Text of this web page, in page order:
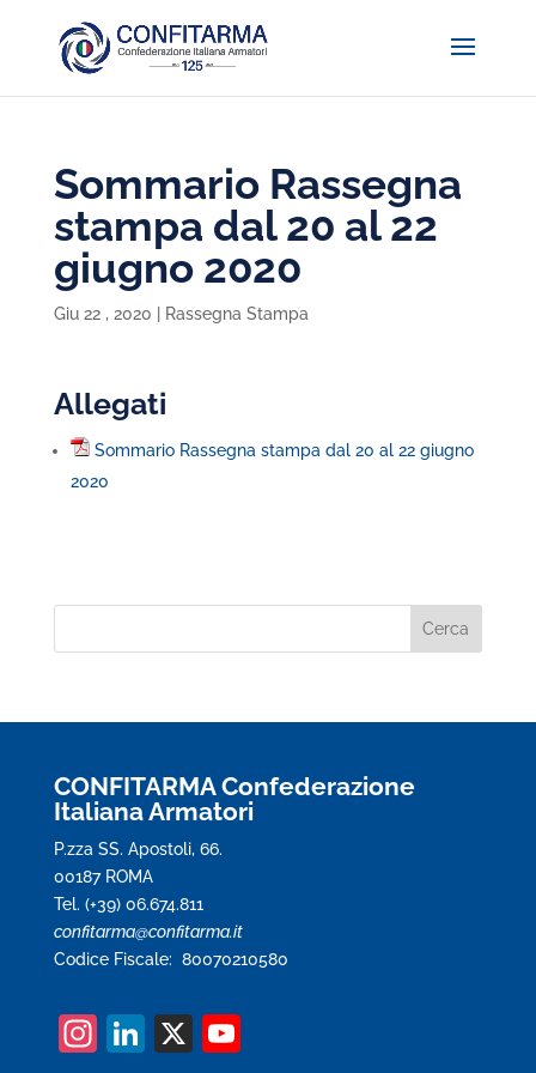
Sommario Rassegna
stampa dal 20 al 22
giugno 2020
Giu 22 , 2020 Rassegna Stampa
Allegati
Sommario Rassegna stampa dal 20 al 22 giugno
2020
CONFITARMA Confederazione
Italiana Armatori
P.zza SS. Apostoli, 66.
00187 ROMA
Tel. (+39) 06.674.811
confitarma@confitarma.it
Codice Fiscale: 80070210580
In Li X Y